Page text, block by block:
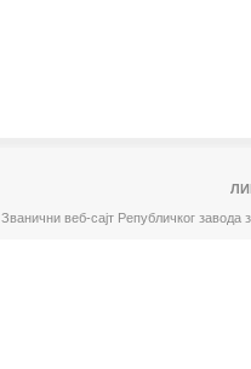
Званични веб-сајт Републичког